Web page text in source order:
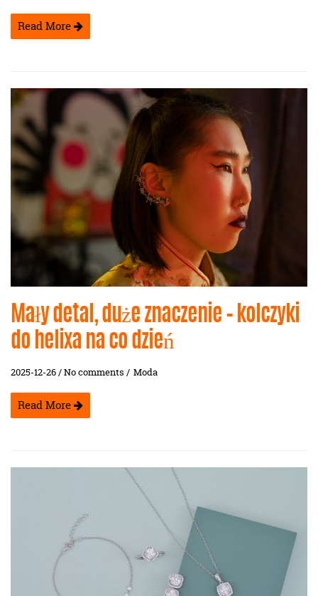
Read More
Mały detal, duże znaczenie – kolczyki
do helixa na co dzień
2025-12-26 / No comments / Moda
Read More